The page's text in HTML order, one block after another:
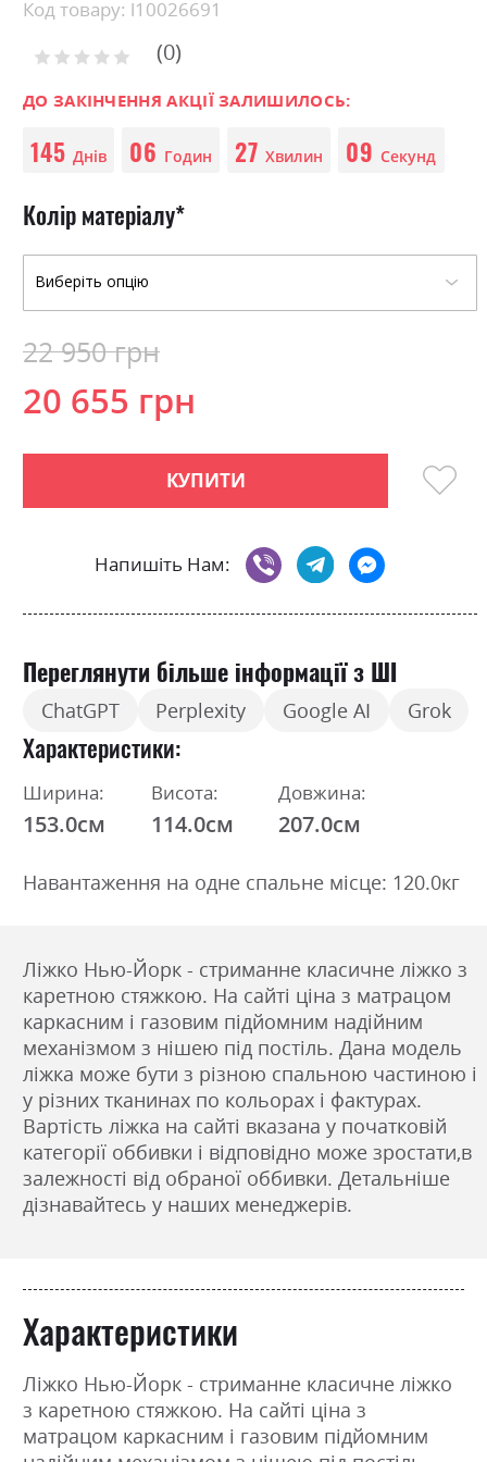
the
gallery
Код товару: l10026691
Рейтинг: 0
ДО ЗАКІНЧЕННЯ АКЦІЇ ЗАЛИШИЛОСЬ:
145 Днів 06 Годин 27 Хвилин 09 Секунд
Колір матеріалу
20 655 грн
22 950 грн
КУПИТИ
Напишіть Нам:
Переглянути більше інформації з ШІ
ChatGPT Perplexity Google AI Grok
Характеристики
Ширина:
153.0см
Висота:
114.0см
Довжина:
207.0см
Навантаження на одне спальне місце: 120.0кг
Ліжко Нью-Йорк - стриманне класичне ліжко з
каретною стяжкою. На сайті ціна з матрацом
каркасним і газовим підйомним надійним
механізмом з нішею під постіль. Дана модель
ліжка може бути з різною спальною частиною і
у різних тканинах по кольорах і фактурах.
Вартість ліжка на сайті вказана у початковій
категорії оббивки і відповідно може зростати,в
залежності від обраної оббивки. Детальніше
дізнавайтесь у наших менеджерів.
Характеристики
Ліжко Нью-Йорк - стриманне класичне ліжко
з каретною стяжкою. На сайті ціна з
матрацом каркасним і газовим підйомним